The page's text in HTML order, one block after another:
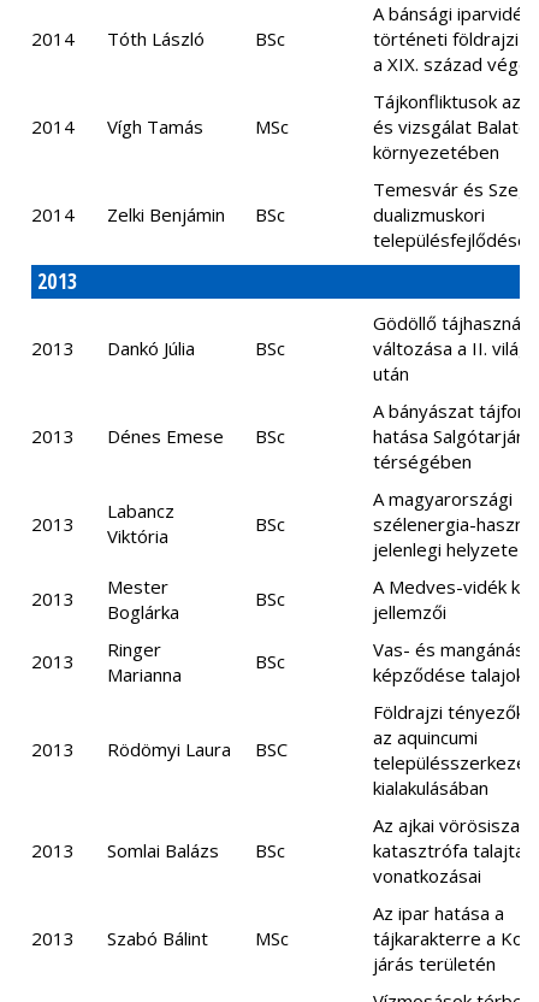
2014 Tóth László BSc
A bánsági iparvidék
történeti földrajzi
a XIX. század végén
2014 Vígh Tamás MSc
Tájkonfliktusok
és vizsgálat
környezetében
2014 Zelki Benjámin BSc
Temesvár és
dualizmuskori
2013
2013 Dankó Júlia BSc
Gödöllő
változása a II.
után
2013 Dénes Emese BSc
A bányászat
hatása Salgótarján
térségében
2013
Labancz
Viktória
BSc
A magyarországi
szélenergia-
jelenlegi helyzete
2013
Mester
Boglárka
BSc
A Medves-vidék
jellemzői
2013
Ringer
Marianna
BSc
Vas- és
képződése
2013 Rödömyi Laura BSC
Földrajzi tényezők
az aquincumi
településszerkezet
kialakulásában
2013 Somlai Balázs BSc
Az ajkai vörösiszap
katasztrófa talajtani
vonatkozásai
2013 Szabó Bálint MSc
Az ipar hatása a
tájkarakterre a
járás területén